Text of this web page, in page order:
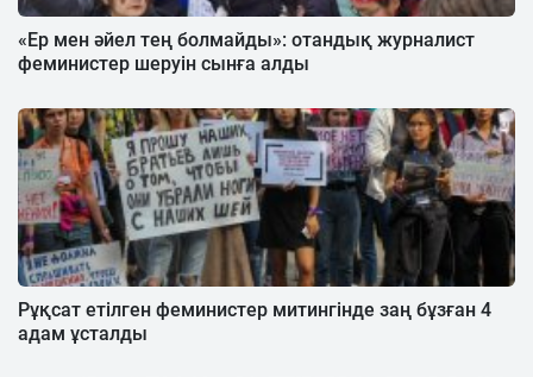
«Ер мен әйел тең болмайды»: отандық журналист
феминистер шеруін сынға алды
Рұқсат етілген феминистер митингінде заң бұзған 4
адам ұсталды